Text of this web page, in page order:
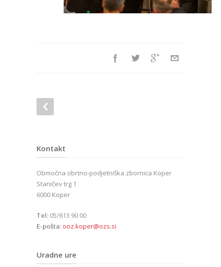
Kontakt
Območna obrtno-podjetniška zbornica Koper
Staničev trg 1
6000 Koper
Tel: 05/613 90 00
E-pošta: ooz.koper@ozs.si
Uradne ure